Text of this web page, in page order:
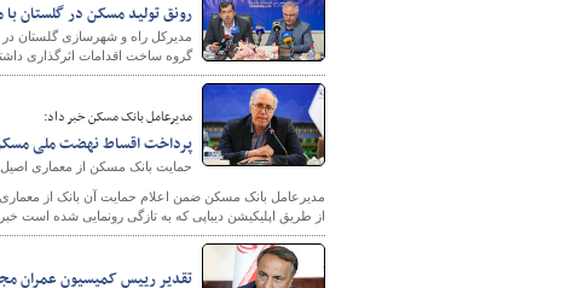
شهرسازی
رونق تولید مسکن در گلستان
مدیرکل راه و شهرسازی گلستان
گروه ساخت اقدامات اثرگذاری
مدیرعامل بانک مسکن خبر داد:
پرداخت اقساط نهضت ملی مسکن
حمایت بانک مسکن از معماری
مدیرعامل بانک مسکن ضمن اعلام حمایت آن بانک از
از طریق اپلیکیشن دیباپی که به تازگی رونمایی شده است خبر
تقدیر رییس کمیسیون عمران